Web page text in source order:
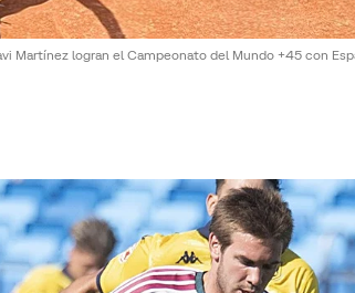
Martínez logran el Campeonato del Mundo +45 con